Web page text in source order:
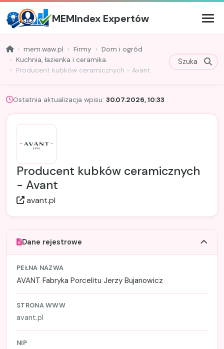
MEMIndex Expertów
mem.waw.pl Firmy
Dom i ogród
Kuchnia, łazienka i ceramika
Producent kubków ceramicznych - Avant
Ostatnia aktualizacja wpisu: 30.07.2026, 10:33
Producent kubków ceramicznych
- Avant
avant.pl
Dane rejestrowe
PEŁNA NAZWA
AVANT Fabryka Porcelitu Jerzy Bujanowicz
STRONA WWW
avant.pl
NIP